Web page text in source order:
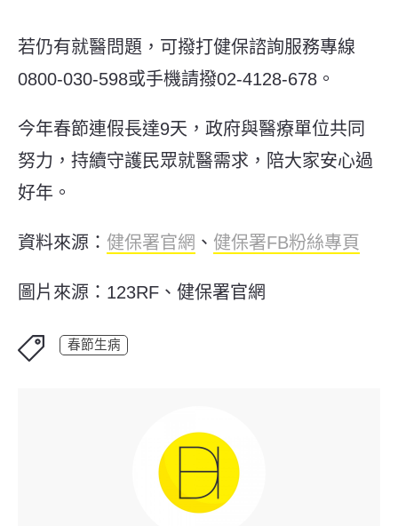
若仍有就醫問題，可撥打健保諮詢服務專線
0800-030-598或手機請撥02-4128-678。
今年春節連假長達9天，政府與醫療單位共同
努力，持續守護民眾就醫需求，陪大家安心過
好年。
資料來源： 健保署官網 、 健保署FB粉絲專頁
圖片來源：123RF、健保署官網
春節生病